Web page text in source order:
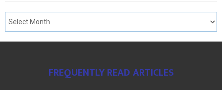
FREQUENTLY READ ARTICLES